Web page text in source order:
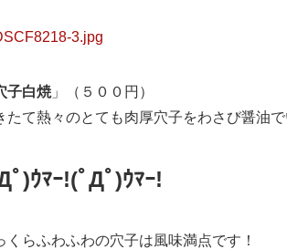
子白焼 」（５００円）
たて熱々のとても肉厚穴子をわさび醤油で
ﾟ)ｳﾏｰ!(ﾟДﾟ)ｳﾏｰ!
くらふわふわの穴子は風味満点です！